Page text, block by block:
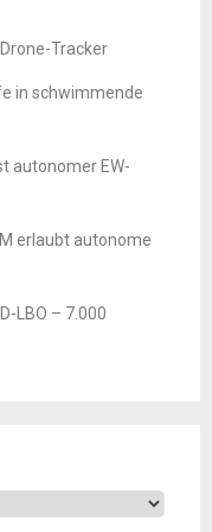
Tracker
in schwimmende
autonomer EW-
erlaubt autonome
LBO – 7.000